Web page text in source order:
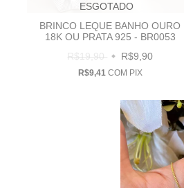
ESGOTADO
BRINCO LEQUE BANHO OURO
18K OU PRATA 925 - BR0053
R$19,90
R$9,90
R$9,41 COM PIX